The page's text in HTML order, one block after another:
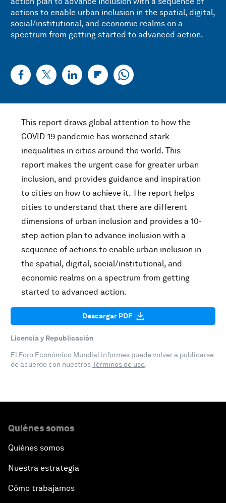
actions to enable urban inclusion in the spatial, digital,
social/institutional, and economic realms on a
spectrum from getting started to advanced action.
This report draws global attention to how the
COVID-19 pandemic has worsened stark
inequalities in cities around the world. This
report makes the urgent case for greater urban
inclusion, and provides guidance and inspiration
to cities on how to achieve it. The report helps
cities to understand that there are different
dimensions of urban inclusion and provides a 10-
step action plan to advance inclusion with a
sequence of actions to enable urban inclusion in
the spatial, digital, social/institutional, and
economic realms on a spectrum from getting
started to advanced action.
Descargar PDF
Licencia y Republicación
El Foro Económico Mundial informes puede volver a publicarse
de acuerdo con nuestrosTérminos de uso.
Quiénes somos
Quiénes somos
Nuestra estrategia
Cómo trabajamos